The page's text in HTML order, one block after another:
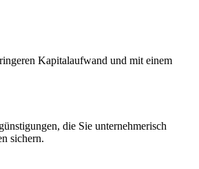
Kapitalaufwand und mit einem
die Sie unternehmerisch
sichern.